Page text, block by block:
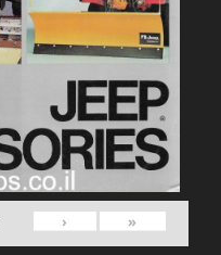
«
‹